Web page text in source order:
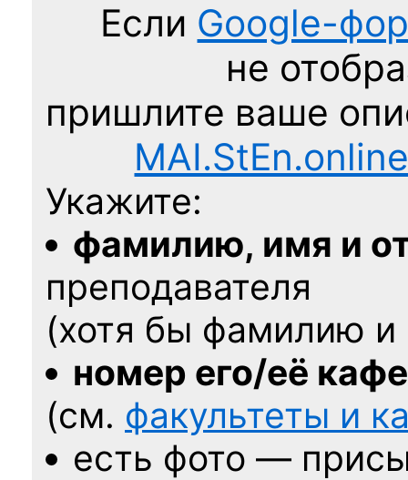
Если Google-
не
пришлите ваше
Укажите:
фамилию, имя и
преподавателя
(хотя бы фамилию
номер его/её
(см. факультеты и
есть фото —